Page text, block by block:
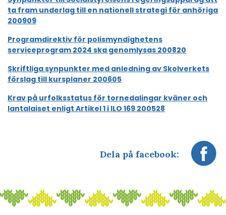
ta fram underlag till en nationell strategi för anhöriga
200909
Programdirektiv för polismyndighetens
serviceprogram 2024 ska genomlysas 200820
Skriftliga synpunkter med anledning av Skolverkets
förslag till kursplaner 200605
Krav på urfolksstatus för tornedalingar kväner och
lantalaiset enligt Artikel 1 i ILO 169 200528
Dela på facebook: